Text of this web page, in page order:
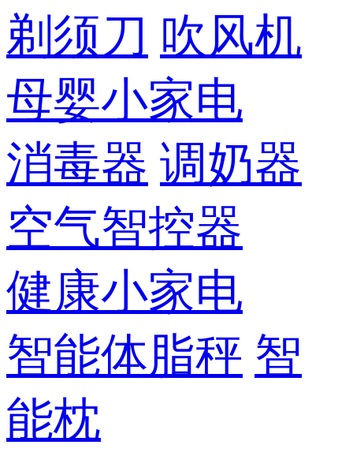
剃须刀 吹风机
母婴小家电
消毒器 调奶器
空气智控器
健康小家电
智能体脂秤 智
能枕